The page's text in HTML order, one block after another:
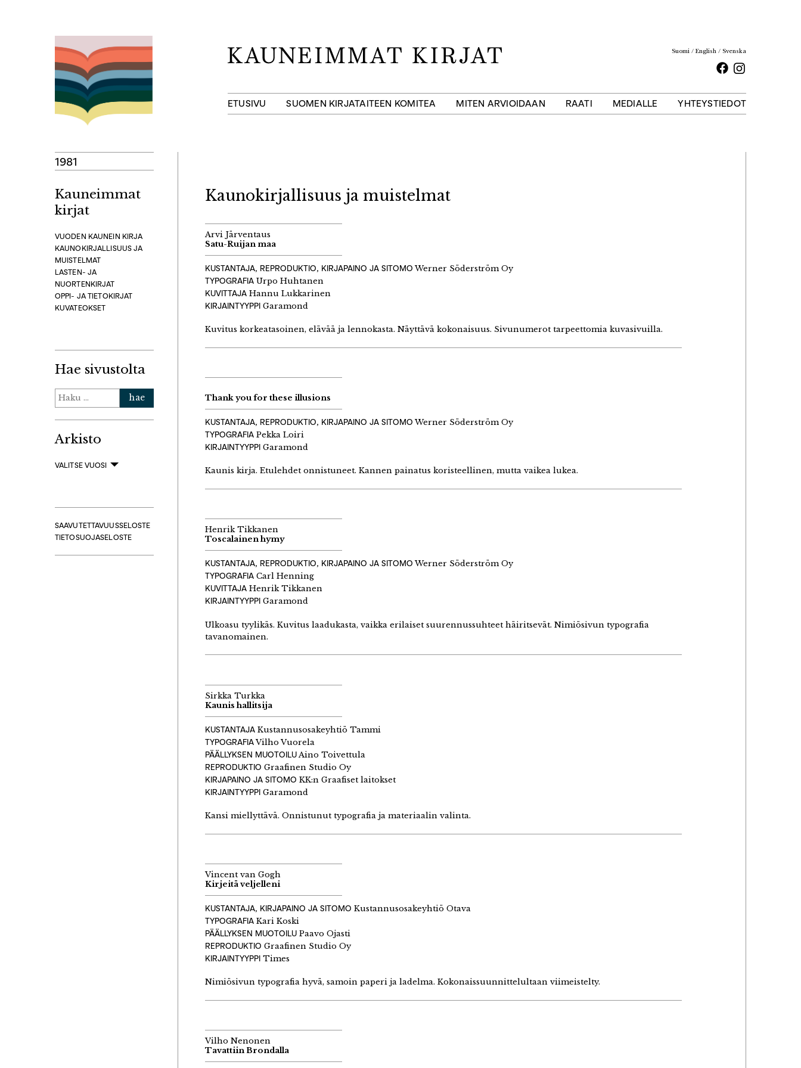
sisältöön
Suomi English Svenska
Facebook
ETUSIVU SUOMEN KIRJATAITEEN KOMITEA MITEN ARVIOIDAAN RAATI MEDIALLE YHTEYSTIEDOT
1981
Kauneimmat
kirjat
VUODEN KAUNEIN KIRJA
KAUNOKIRJALLISUUS JA
MUISTELMAT
LASTEN- JA
NUORTENKIRJAT
OPPI- JA TIETOKIRJAT
KUVATEOKSET
Hae sivustolta
Haku:
Arkisto
VALITSE VUOSI
SAAVUTETTAVUUSSELOSTE
TIETOSUOJASELOSTE
Kaunokirjallisuus ja muistelmat
Arvi Järventaus
Satu-Ruijan maa
KUSTANTAJA, REPRODUKTIO, KIRJAPAINO JA SITOMOWerner Söderström Oy
TYPOGRAFIA Urpo Huhtanen
KUVITTAJA Hannu Lukkarinen
KIRJAINTYYPPI Garamond
Kuvitus korkeatasoinen, elävää ja lennokasta. Näyttävä kokonaisuus. Sivunumerot tarpeettomia kuvasivuilla.
Thank you for these illusions
KUSTANTAJA, REPRODUKTIO, KIRJAPAINO JA SITOMOWerner Söderström Oy
TYPOGRAFIA Pekka Loiri
KIRJAINTYYPPI Garamond
Kaunis kirja. Etulehdet onnistuneet. Kannen painatus koristeellinen, mutta vaikea lukea.
Henrik Tikkanen
Toscalainen hymy
KUSTANTAJA, REPRODUKTIO, KIRJAPAINO JA SITOMOWerner Söderström Oy
TYPOGRAFIA Carl Henning
KUVITTAJA Henrik Tikkanen
KIRJAINTYYPPI Garamond
Ulkoasu tyylikäs. Kuvitus laadukasta, vaikka erilaiset suurennussuhteet häiritsevät. Nimiösivun typografia
tavanomainen.
Sirkka Turkka
Kaunis hallitsija
KUSTANTAJAKustannusosakeyhtiö Tammi
TYPOGRAFIAVilho Vuorela
PÄÄLLYKSEN MUOTOILUAino Toivettula
REPRODUKTIO Graafinen Studio Oy
KIRJAPAINO JA SITOMO KK:n Graafiset laitokset
KIRJAINTYYPPI Garamond
Kansi miellyttävä. Onnistunut typografia ja materiaalin valinta.
Vincent van Gogh
Kirjeitä veljelleni
KUSTANTAJA, KIRJAPAINO JA SITOMO Kustannusosakeyhtiö Otava
TYPOGRAFIA Kari Koski
PÄÄLLYKSEN MUOTOILU Paavo Ojasti
REPRODUKTIO Graafinen Studio Oy
KIRJAINTYYPPI Times
Nimiösivun typografia hyvä, samoin paperi ja ladelma. Kokonaissuunnittelultaan viimeistelty.
Vilho Nenonen
Tavattiin Brondalla